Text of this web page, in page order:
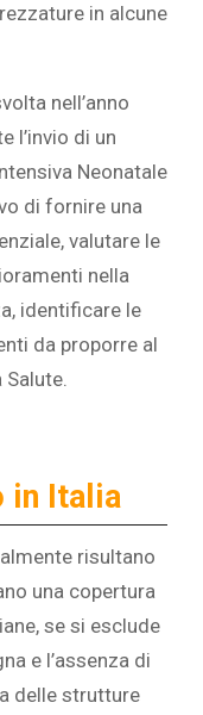
in alcune
nell’anno
l’invio di un
Neonatale
di fornire una
valutare le
nella
identificare le
da proporre al
in Italia
risultano
una copertura
se si esclude
e l’assenza di
delle strutture